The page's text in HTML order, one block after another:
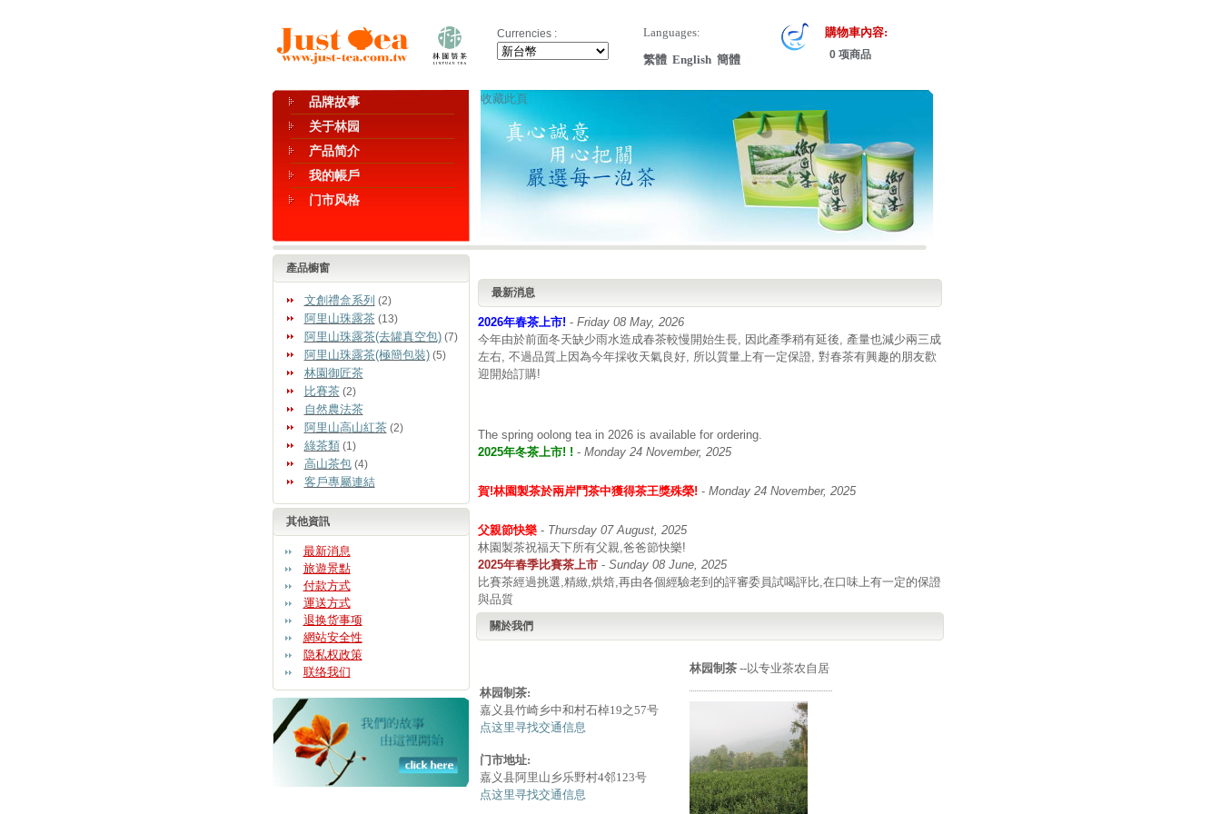
Currencies :
Languages:
繁體 English 簡體
購物車內容:
0 项商品
品牌故事
关于林园
产品简介
我的帳戶
门市风格
收藏此頁
產品櫥窗
文創禮盒系列 (2)
阿里山珠露茶(13)
阿里山珠露茶(去罐真空包)(7)
阿里山珠露茶(極簡包裝)(5)
林園御匠茶
比賽茶(2)
自然農法茶
阿里山高山紅茶(2)
綠茶類 (1)
高山茶包(4)
客戶專屬連結
其他資訊
最新消息
旅遊景點
付款方式
運送方式
退换货事项
網站安全性
隐私权政策
联络我们
最新消息
2026年春茶上市! - Friday 08 May, 2026
今年由於前面冬天缺少雨水造成春茶較慢開始生長, 因此產季稍有延後, 產量也減少兩三成
左右, 不過品質上因為今年採收天氣良好, 所以質量上有一定保證, 對春茶有興趣的朋友歡
迎開始訂購!
The spring oolong tea in 2026 is available for ordering.
2025年冬茶上市! ! - Monday 24 November, 2025
賀!林園製茶於兩岸鬥茶中獲得茶王獎殊榮! - Monday 24 November, 2025
父親節快樂- Thursday 07 August, 2025
林園製茶祝福天下所有父親,爸爸節快樂!
2025年春季比賽茶上市- Sunday 08 June, 2025
比賽茶經過挑選,精緻,烘焙,再由各個經驗老到的評審委員試喝評比,在口味上有一定的保證
與品質
關於我們
林园制茶:
嘉义县竹崎乡中和村石棹19之57号
点这里寻找交通信息
门市地址:
嘉义县阿里山乡乐野村4邻123号
点这里寻找交通信息
林园制茶--以专业茶农自居